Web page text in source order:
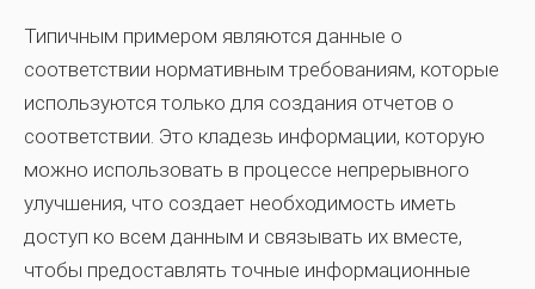
Типичным примером являются данные о
соответствии нормативным требованиям, которые
используются только для создания отчетов о
соответствии. Это кладезь информации, которую
можно использовать в процессе непрерывного
улучшения, что создает необходимость иметь
доступ ко всем данным и связывать их вместе,
чтобы предоставлять точные информационные